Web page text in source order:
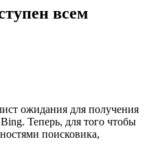
всем
ожидания для получения
Теперь, для того чтобы
поисковика,